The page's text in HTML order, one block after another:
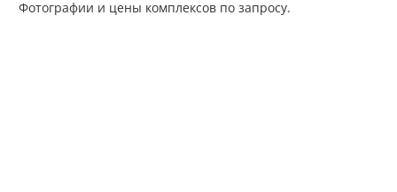
Фотографии и цены комплексов по запросу.